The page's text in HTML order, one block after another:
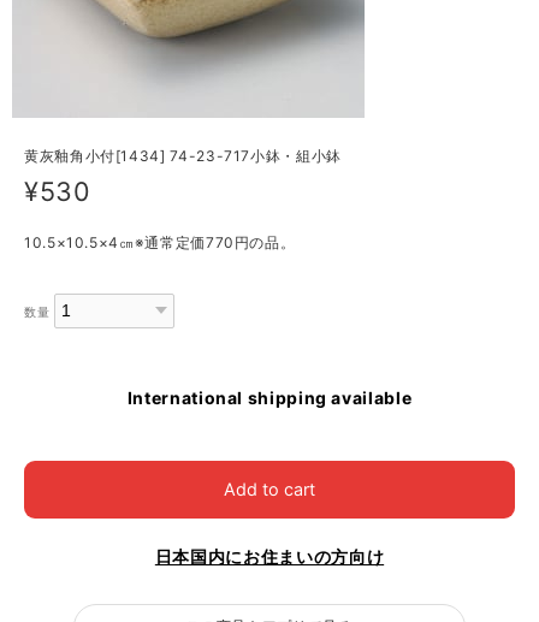
黄灰釉角小付[1434] 74-23-717小鉢・組小鉢
¥530
10.5×10.5×4㎝※通常定価770円の品。
数量
International shipping available
Add to cart
日本国内にお住まいの方向け